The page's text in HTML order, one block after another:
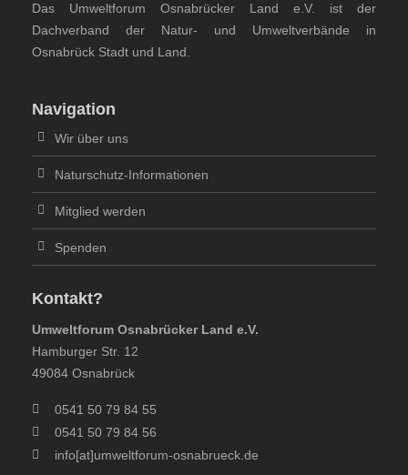
Das Umweltforum Osnabrücker Land e.V. ist der
Dachverband der Natur- und Umweltverbände in
Osnabrück Stadt und Land.
Navigation
Wir über uns
Naturschutz-Informationen
Mitglied werden
Spenden
Kontakt?
Umweltforum Osnabrücker Land e.V.
Hamburger Str. 12
49084 Osnabrück
0541 50 79 84 55
0541 50 79 84 56
info[at]umweltforum-osnabrueck.de